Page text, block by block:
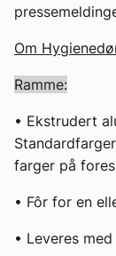
Om
Ramme:
• Ekstrudert
farger på
• Fôr for en
• Leveres